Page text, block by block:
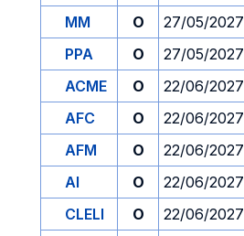
MM
O 27/05/2027
PPA
O 27/05/2027
ACME
O 22/06/2027
AFC
O 22/06/2027
AFM
O 22/06/2027
AI
O 22/06/2027
CLELI
O 22/06/2027